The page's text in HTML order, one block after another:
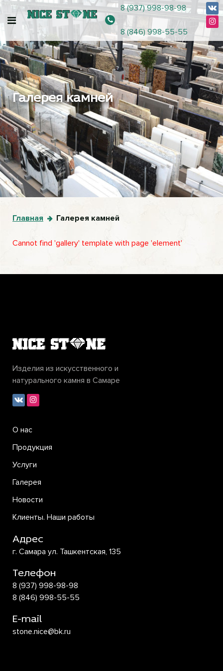
8 (937) 998-98-98
8 (846) 998-55-55
Галерея камней
Главная Галерея камней
Cannot find 'gallery' template with page 'element'
Изделия из искусственного и
натурального камня в Самаре
О нас
Продукция
Услуги
Галерея
Новости
Клиенты. Наши работы
Адрес
г. Самара ул. Ташкентская, 135
Телефон
8 (937) 998-98-98
8 (846) 998-55-55
E-mail
stone.nice@bk.ru